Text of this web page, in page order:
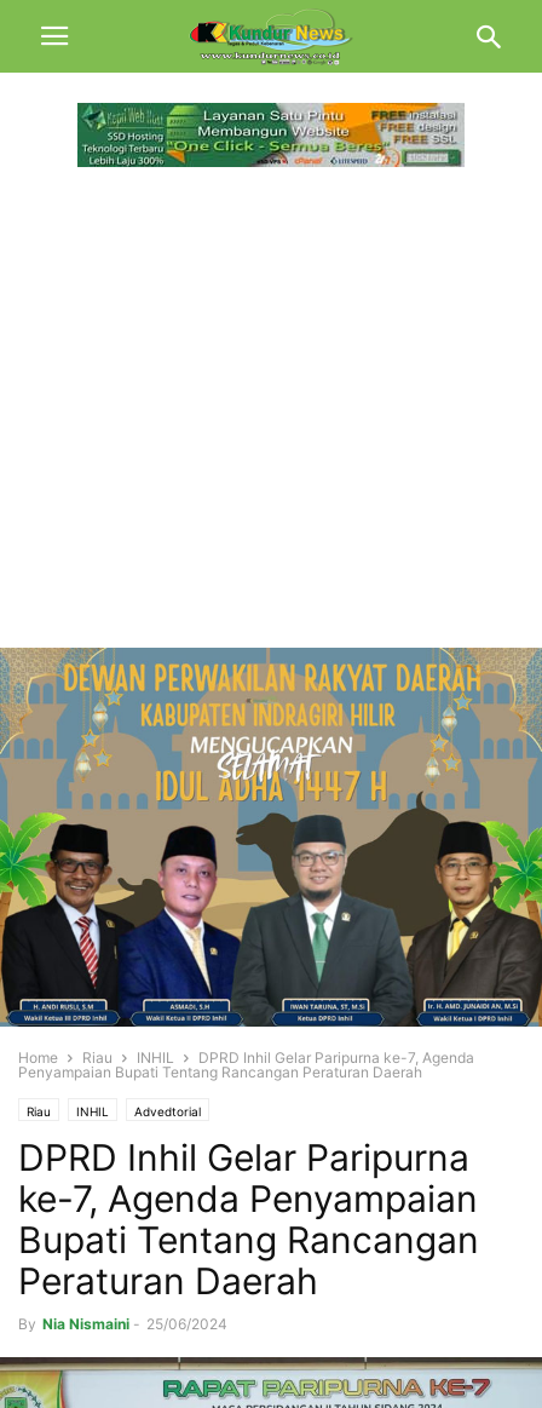
Home Riau INHIL
DPRD Inhil Gelar Paripurna ke-7, Agenda
Penyampaian Bupati Tentang Rancangan Peraturan Daerah
Riau INHIL Advedtorial
DPRD Inhil Gelar Paripurna
ke-7, Agenda Penyampaian
Bupati Tentang Rancangan
Peraturan Daerah
By Nia Nismaini - 25/06/2024